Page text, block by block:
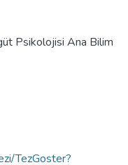
Psikolojisi Ana Bilim
TezGoster?